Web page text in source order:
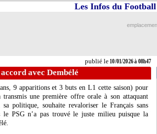
publié le10/01/2026 à 08h47
Les Infos du
avec Dembélé
9 apparitions et 3 buts en L1 cette saison) pour
une première offre orale à son attaquant
politique, souhaite revaloriser le Français sans
PSG n’a pas trouvé le juste milieu puisque la